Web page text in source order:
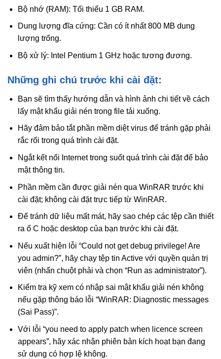
Bộ nhớ (RAM): Tối thiểu 1 GB RAM.
Dung lượng đĩa cứng: Cần có ít nhất 800 MB dung
lượng trống.
Bộ xử lý: Intel Pentium 1 GHz hoặc tương đương.
Những ghi chú trước khi cài đặt:
Bạn sẽ tìm thấy hướng dẫn và hình ảnh chi tiết về cách
lấy mật khẩu giải nén trong file tải xuống.
Hãy đảm bảo tắt phần mềm diệt virus để tránh gặp phải
rắc rối trong quá trình cài đặt.
Ngắt kết nối Internet trong suốt quá trình cài đặt để bảo
mật thông tin.
Phần mềm cần được giải nén qua WinRAR trước khi
cài đặt; không cài đặt trực tiếp từ WinRAR.
Để tránh dữ liệu mất mát, hãy sao chép các tệp cần thiết
ra ổ C hoặc desktop của bạn trước khi cài đặt.
Nếu xuất hiện lỗi “Could not get debug privilege! Are
you admin?”, hãy chạy tệp tin Active với quyền quản trị
viên (nhấn chuột phải và chọn “Run as administrator”).
Kiểm tra kỹ xem có nhập sai mật khẩu giải nén không
nếu gặp thông báo lỗi “WinRAR: Diagnostic messages
(Sai Pass)”.
Với lỗi “you need to apply patch when licence screen
appears”, hãy xác nhận phiên bản kích hoạt bạn đang
sử dụng có hợp lệ không.